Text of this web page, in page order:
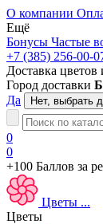
О компании
Ещё
Бонусы Частые
+7 (385) 256-00-
Доставка цветов
Город доставки
Да
Нет, выбрать
0
0
+100 Баллов за
Цветы ...
Цветы